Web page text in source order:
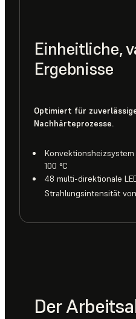
Einheitliche,
Ergebnisse
Optimiert für
Nachhärteprozesse.
100 °C
48 multi-direktionale
Strahlungsintensität
Der